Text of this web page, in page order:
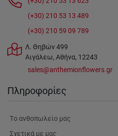
(+30) 210 53 13 489
(+30) 210 59 09 789
Λ. Θηβών 499
Αιγάλεω, Αθήνα, 12243
sales@anthemionflowers.gr
Πληροφορίες
Tο ανθοπωλείο μας
Σχετικά με μας